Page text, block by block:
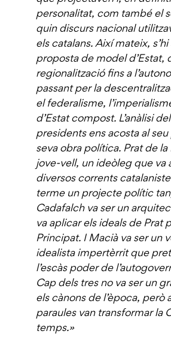
personalitat, com també el
quin discurs nacional
els catalans. Així mateix,
proposta de model d’Estat,
regionalització fins a
passant per la
el federalisme,
d’Estat compost. L’anàlisi
presidents ens acosta al
seva obra política. Prat de la
jove-vell, un ideòleg que va
diversos corrents
terme un projecte polític
Cadafalch va ser un
va aplicar els ideals de Prat
Principat. I Macià va ser un
idealista impertèrrit que
l’escàs poder de
Cap dels tres no va ser un
els cànons de l’època, però
paraules van transformar la
temps.»